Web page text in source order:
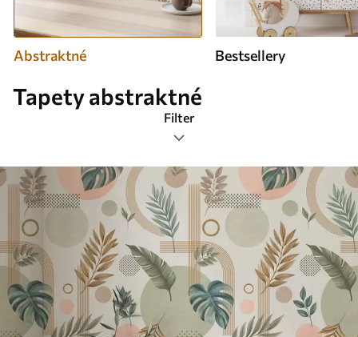
Abstraktné Bestsellery
Tapety abstraktné
Filter
Značky
Najobľúbenejšie
Obnovenie všetkého